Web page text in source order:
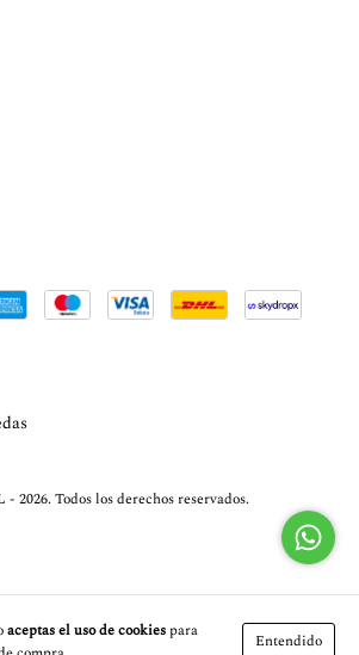
aceptas el uso de cookiespara
Entendido
Todos los derechos reservados.